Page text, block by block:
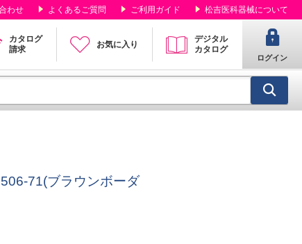
わせ よくあるご質問 ご利用ガイド 松吉医科器械について
カタログ
請求
お気に入り
デジタル
カタログ
ログイン
71(ブラウンボーダ